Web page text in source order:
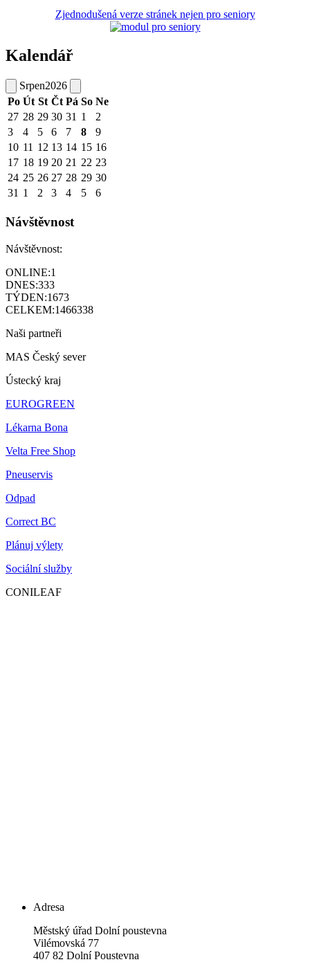
Zjednodušená verze stránek nejen pro seniory
Kalendář
Srpen2026
Po Út St Čt Pá So Ne
27 28 29 30 31 1
2
3
4 5 6 7 8
9
10 11 12 13 14 15 16
17 18 19 20 21 22 23
24 25 26 27 28 29 30
31 1 2 3 4 5 6
Návštěvnost
Návštěvnost:
ONLINE:1
DNES:333
TÝDEN:1673
CELKEM:1466338
Naši partneři
MAS Český sever
Ústecký kraj
EUROGREEN
Lékarna Bona
Velta Free Shop
Pneuservis
Odpad
Correct BC
Plánuj výlety
Sociální služby
CONILEAF
Adresa
Městský úřad Dolní poustevna
Vilémovská 77
407 82 Dolní Poustevna